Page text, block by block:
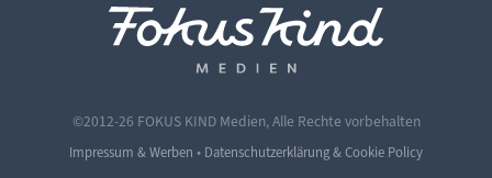
©2012-26 FOKUS KIND Medien, Alle Rechte vorbehalten
Impressum & Werben • Datenschutzerklärung & Cookie Policy